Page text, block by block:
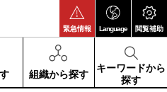
緊急情報 Language 閲覧補助
組織から探す
キーワードから
探す